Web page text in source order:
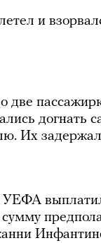
и
две
догнать
Их
УЕФА